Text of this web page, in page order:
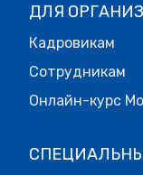
ДЛЯ
Кадровикам
Сотрудникам
Онлайн-курс